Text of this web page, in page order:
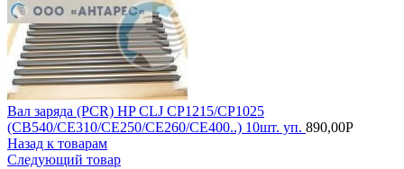
Вал заряда (PCR) HP CLJ CP1215/CP1025
(CB540/CE310/CE250/CE260/CE400..) 10шт. уп. 890,00Р
Назад к товарам
Следующий товар